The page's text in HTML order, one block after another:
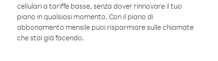
cellulari a tariffe basse, senza dover rinnovare il tuo
piano in qualsiasi momento. Con il piano di
abbonamento mensile puoi risparmiare sulle chiamate
che stai già facendo.